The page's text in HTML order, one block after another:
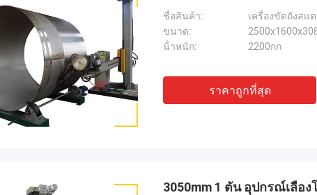
ชื่อสินค้า:
เครื่องขัดถังสแ
ขนาด:
น้ําหนัก:
2200กก
ราคาถูกที่สุด
3050mm 1 ตัน อุปกรณ์เลือง